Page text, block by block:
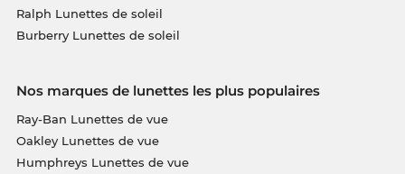
Ralph Lunettes de soleil
Burberry Lunettes de soleil
Nos marques de lunettes les plus populaires
Ray-Ban Lunettes de vue
Oakley Lunettes de vue
Humphreys Lunettes de vue